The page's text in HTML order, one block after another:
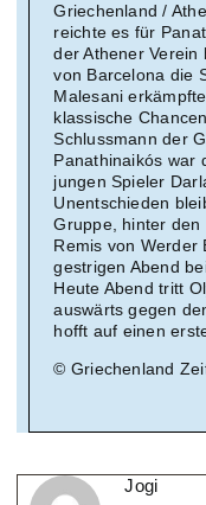
Griechenland /
reichte es für
der Athener Verein
von Barcelona die
Malesani
klassische
Schlussmann der
Panathinaikós war
jungen Spieler
Unentschieden
Gruppe, hinter
Remis von Werder
gestrigen Abend
Heute Abend tritt
auswärts gegen
hofft auf einen
© Griechenland
Jogi